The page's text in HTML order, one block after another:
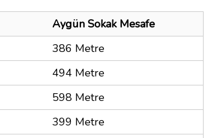
Aygün Sokak Mesafe
386 Metre
494 Metre
598 Metre
399 Metre